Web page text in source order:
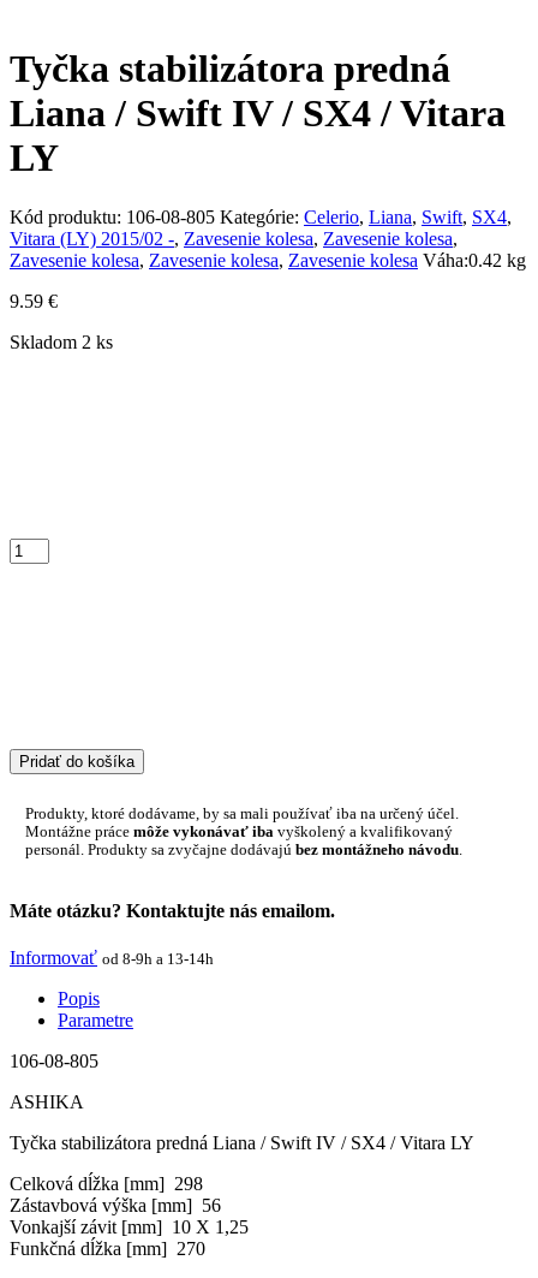
Tyčka stabilizátora predná
Liana / Swift IV / SX4 / Vitara
LY
Kód produktu: 106-08-805 Kategórie: Celerio, Liana, Swift, SX4,
Vitara (LY) 2015/02 -, Zavesenie kolesa, Zavesenie kolesa,
Zavesenie kolesa, Zavesenie kolesa, Zavesenie kolesa Váha:0.42 kg
9.59 €
Skladom 2 ks
Pridať do košíka
Produkty, ktoré dodávame, by sa mali používať iba na určený účel.
Montážne práce môže vykonávať iba vyškolený a kvalifikovaný
personál. Produkty sa zvyčajne dodávajú bez montážneho návodu
Máte otázku? Kontaktujte nás emailom.
Informovať od 8-9h a 13-14h
Popis
Parametre
106-08-805
ASHIKA
Tyčka stabilizátora predná Liana / Swift IV / SX4 / Vitara LY
Celková dĺžka [mm] 298
Zástavbová výška [mm] 56
Vonkajší závit [mm] 10 X 1,25
Funkčná dĺžka [mm] 270